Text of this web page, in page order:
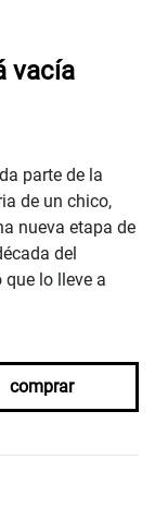
vacía
parte de la
de un chico,
nueva etapa de
del
que lo lleve a
comprar